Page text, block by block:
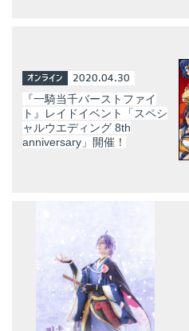
オンライン 2020.04.30
『一騎当千バーストファイ
ト』レイドイベント「スペシ
ャルウエディング 8th
anniversary」開催！